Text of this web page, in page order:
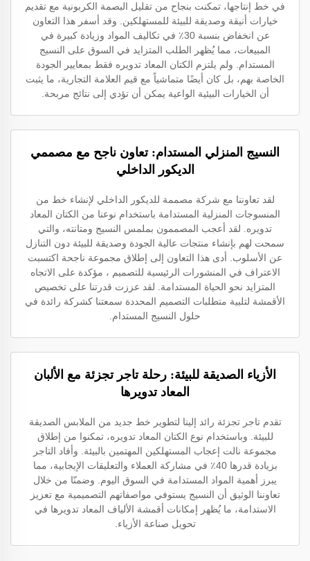
في خط إنتاجها، تمكنت بنجاح من تقليل البصمة الكربونية مع تقديم
خيارات أنيقة وصديقة للبيئة للمستهلكين. وقد أسفر هذا التعاون
عن انخفاض بنسبة 30٪ في تكاليف المواد وزيادة كبيرة في
المبيعات، مما يُظهر الطلب المتزايد في السوق على النسيج
المستدام. ولم يلتزم الكتان المعاد تدويره فقط بمعايير الجودة
الخاصة بهم، بل كان أيضًا متماشياً مع قيم العلامة التجارية، ما يثبت
أن الخيارات البيئية الواعية يمكن أن تؤدي إلى نتائج مربحة.
النسيج المنزلي المستدام: تعاون ناجح مع مصممي
الديكور الداخلي
لقد تعاوننا مع شركة مصممة للديكور الداخلي لإنشاء خط من
المنسوجات المنزلية المستدامة باستخدام نوعنا من الكتان المعاد
تدويره. لقد أعجب المصممون بملمس النسيج ومتانته، والتي
سمحت لهم بإنشاء منتجات عالية الجودة وصديقة للبيئة دون التنازل
عن الأسلوب. أدى هذا التعاون إلى إطلاق مجموعة ناجحة اكتسبت
الاعتراف في المنشورات الرئيسية للتصميم ، مؤكدة على الاتجاه
المتزايد نحو الحياة المستدامة. لقد عززت قدرتنا على تخصيص
الأقمشة لتلبية متطلبات التصميم المحددة سمعتنا كشركة رائدة في
حلول النسيج المستدام.
الأزياء الصديقة للبيئة: رحلة تاجر تجزئة مع الألبان
المعاد تدويرها
تقدم تاجر تجزئة رائد إلينا لتطوير خط جديد من الملابس الصديقة
للبيئة. وباستخدام نوع الكتان المعاد تدويره، تمكنوا من إطلاق
مجموعة نالت إعجاب المستهلكين المهتمين بالبيئة. وأفاد التاجر
بزيادة قدرها 40٪ في مشاركة العملاء والتعليقات الإيجابية، مما
يبرز أهمية المواد المستدامة في السوق اليوم. وضمنّا من خلال
تعاوننا الوثيق أن النسيج يستوفي مواصفاتهم التصميمية مع تعزيز
الاستدامة، ما يُظهر إمكانات أقمشة الألياف المعاد تدويرها في
تحويل صناعة الأزياء.